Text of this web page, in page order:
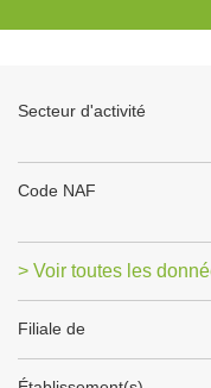
Secteur d'activité
Code NAF
> Voir toutes les
Filiale de